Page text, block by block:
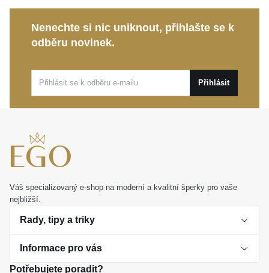
který upřímně potěší, ale poslouží také jako spolehlivý
společník pro vaše každodenní životní příběhy.
Nenechte si nic uniknout, přihlašte se k
odběru novinek.
Přihlásit
Váš specializovaný e-shop na moderní a kvalitní šperky pro vaše
nejbližší.
Rady, tipy a triky
O perlách
Informace pro vás
Potřebujete poradit?